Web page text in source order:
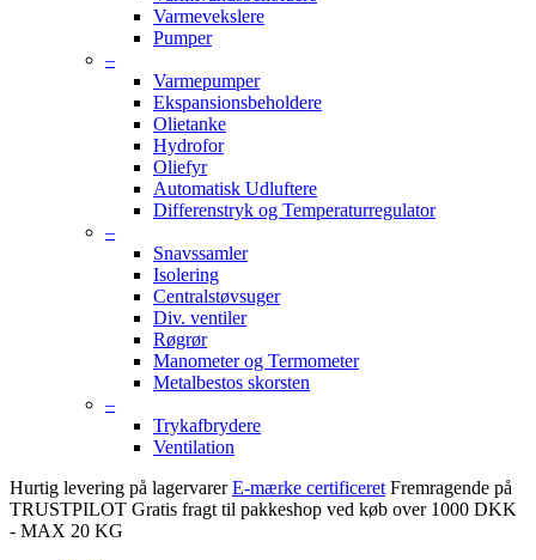
Varmevekslere
Pumper
–
Varmepumper
Ekspansionsbeholdere
Olietanke
Hydrofor
Oliefyr
Automatisk Udluftere
Differenstryk og Temperaturregulator
–
Snavssamler
Isolering
Centralstøvsuger
Div. ventiler
Røgrør
Manometer og Termometer
Metalbestos skorsten
–
Trykafbrydere
Ventilation
Hurtig levering på lagervarer E-mærke certificeret Fremragende på
TRUSTPILOT Gratis fragt til pakkeshop ved køb over 1000 DKK
- MAX 20 KG